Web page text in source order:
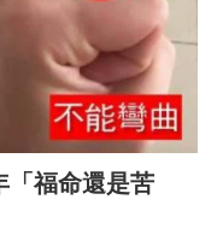
「福命還是苦